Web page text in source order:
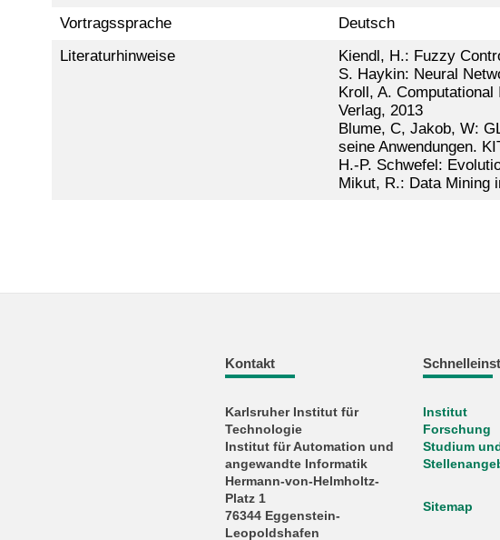
Vortragssprache
Deutsch
Literaturhinweise
Kiendl, H.: Fuzzy
S. Haykin: Neural
Kroll, A.
Verlag, 2013
Blume, C, Jakob, W:
seine Anwendungen.
H.-P. Schwefel:
Mikut, R.: Data Mining
Kontakt
Karlsruher Institut für
Technologie
Institut für Automation und
angewandte Informatik
Hermann-von-Helmholtz-
Platz 1
76344 Eggenstein-
Leopoldshafen
Institut
Forschung
Studium
Sitemap